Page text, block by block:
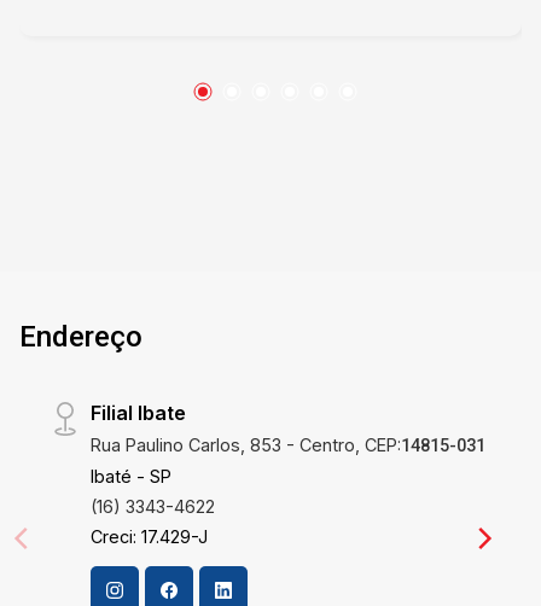
independente assegurando funcionalidade na
aconchegantes para reunir a família e amigos.
Os armários embutidos nas suítes, banheiros,
acabamento de alto padrão, mas também
auxiliam na manutenção da ordem e limpeza. As
suítes, especialmente, são um refúgio particular,
criadas para garantir seu conforto e bem-estar.
Localização Privilegiada Localizado no Parque
Faber I, um dos bairros mais cobiçados de São
Carlos, este apartamento tem a vantagem de
Endereço
Filial Ibate
Rua Paulino Carlos, 853 - Centro, CEP:14815-031
Ibaté - SP
(16) 3343-4622
Creci: 17.429-J